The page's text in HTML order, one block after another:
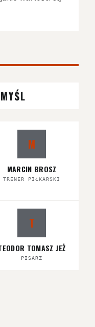
M
MARCIN BROSZ
TRENER PIŁKARSKI
T
TOMASZ JEŻ
PISARZ